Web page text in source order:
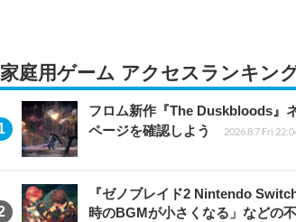
家庭用ゲーム アクセスランキン
フロム新作『The Duskbloods』
ページを確認しよう
2026.8.7 Fri
『ゼノブレイド2 Nintendo
時のBGMが小さくなる」などの